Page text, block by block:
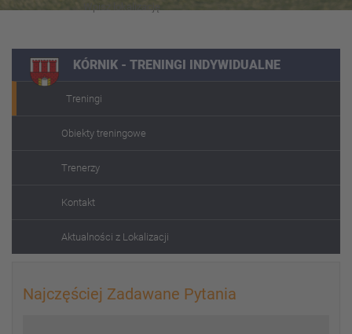
KÓRNIK - TRENINGI INDYWIDUALNE
Treningi
Obiekty treningowe
Trenerzy
Kontakt
Aktualności z Lokalizacji
Najczęściej Zadawane Pytania